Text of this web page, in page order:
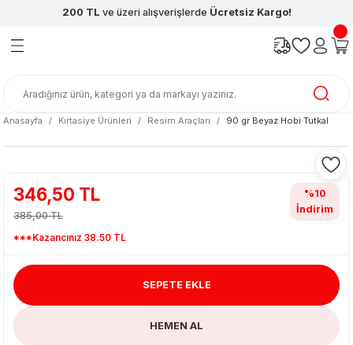
200 TL ve üzeri alışverişlerde Ücretsiz Kargo!
Geri Dön
Geri Dön
& Matara
Geri Dön
Geri Dön
Geri Dön
Geri Dön
Anasayfa
Kırtasiye Ürünleri Resim Araçları 90 gr Beyaz Hobi Tutkal
346,50 TL
385,00 TL
***Kazancınız 38.50 TL
%10
İndirim
SEPETE EKLE
HEMEN AL